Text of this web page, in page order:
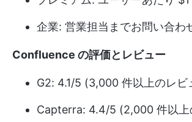
企業: 営業担当までお問い合わ
Confluence の評価とレビュー
G2: 4.1/5 (3,000 件以上のレビ
Capterra: 4.4/5 (2,000 件以上